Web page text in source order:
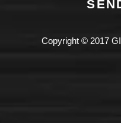
Copyright © 2017